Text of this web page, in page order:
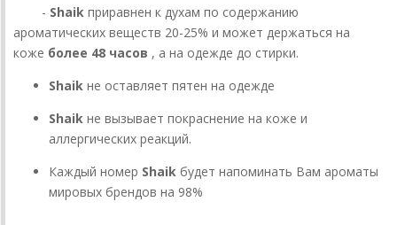
- Shaik приравнен к духам по содержанию
ароматических веществ 20-25% и может держаться на
коже более 48 часов , а на одежде до стирки.
Shaik не оставляет пятен на одежде
Shaik не вызывает покраснение на коже и
аллергических реакций.
Каждый номер Shaik будет напоминать Вам ароматы
мировых брендов на 98%